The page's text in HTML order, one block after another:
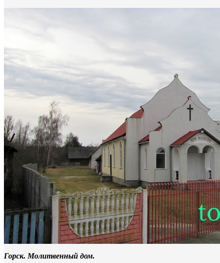
Горск. Молитвенный дом.